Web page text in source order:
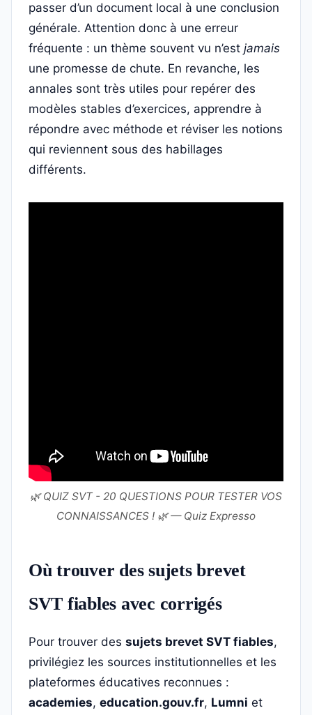
passer d’un document local à une conclusion
générale. Attention donc à une erreur
fréquente : un thème souvent vu n’est jamais
une promesse de chute. En revanche, les
annales sont très utiles pour repérer des
modèles stables d’exercices, apprendre à
répondre avec méthode et réviser les notions
qui reviennent sous des habillages
différents.
🌿 QUIZ SVT - 20 QUESTIONS POUR TESTER VOS
CONNAISSANCES ! 🌿 — Quiz Expresso
Où trouver des sujets brevet
SVT fiables avec corrigés
Pour trouver des sujets brevet SVT fiables,
privilégiez les sources institutionnelles et les
plateformes éducatives reconnues :
academies, education.gouv.fr, Lumni et